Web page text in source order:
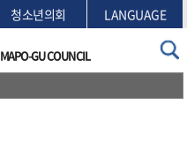
청소년의회 LANGUAGE
MAPO-GU COUNCIL